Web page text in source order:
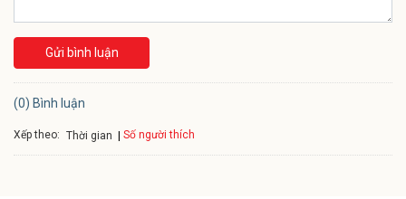
Gửi bình luận
(0) Bình luận
Xếp theo: Thời gian Số người thích